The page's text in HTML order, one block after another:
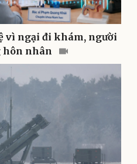
Vũ khí
vì ngại đi khám, người
hôn nhân